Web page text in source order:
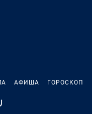
АФИША ГОРОСКОП